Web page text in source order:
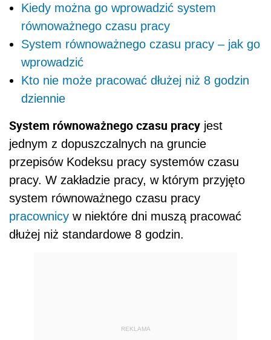
Kiedy można go wprowadzić system
równoważnego czasu pracy
System równoważnego czasu pracy – jak go
wprowadzić
Kto nie może pracować dłużej niż 8 godzin
dziennie
System równoważnego czasu pracy jest
jednym z dopuszczalnych na gruncie
przepisów Kodeksu pracy systemów czasu
pracy. W zakładzie pracy, w którym przyjęto
system równoważnego czasu pracy
pracownicy w niektóre dni muszą pracować
dłużej niż standardowe 8 godzin.
REKLAMA